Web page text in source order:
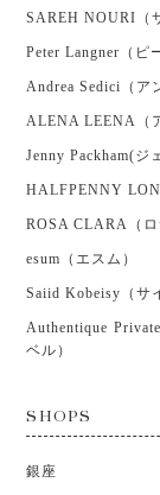
SAREH NOURI（
Peter Langner（ピ
Andrea Sedici（ア
ALENA LEENA（
Jenny Packham(ジ
HALFPENNY
ROSA CLARA（ロ
esum（エスム）
Saiid Kobeisy（サ
Authentique
ベル）
SHOPS
銀座